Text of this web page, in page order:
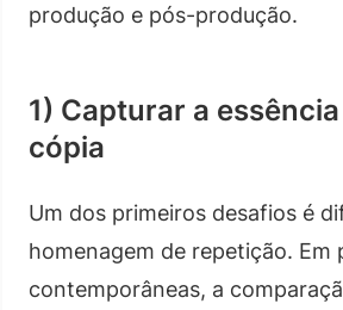
produção e pós-produção.
1) Capturar a
cópia
Um dos primeiros desafios é
homenagem de repetição. Em
contemporâneas, a